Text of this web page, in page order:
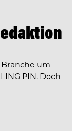
um
PIN. Doch